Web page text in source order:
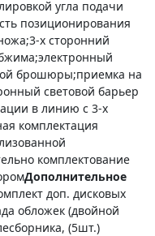
угла подачи
позиционирования
х сторонний
брошюры;приемка на
световой барьер
в линию с 3-х
комплектация
комплектование
Дополнительное
доп. дисковых
обложек (двойной
(5шт.)